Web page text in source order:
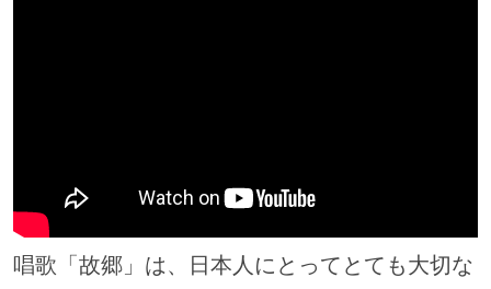
唱歌「故郷」は、日本人にとってとても大切な